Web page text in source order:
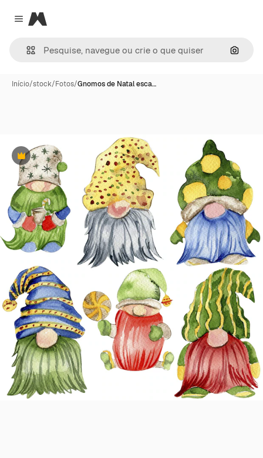
Close menu
Magnific
Início/stock/Fotos/Gnomos de Natal esca…
Premium